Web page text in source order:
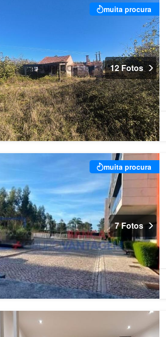
muita procura
12 Fotos
muita procura
7 Fotos